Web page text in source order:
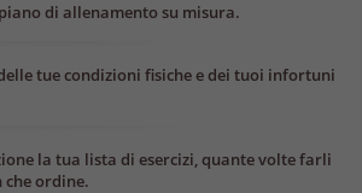
di allenamento su misura.
tue condizioni fisiche e dei tuoi infortuni
la tua lista di esercizi, quante volte farli
che ordine.